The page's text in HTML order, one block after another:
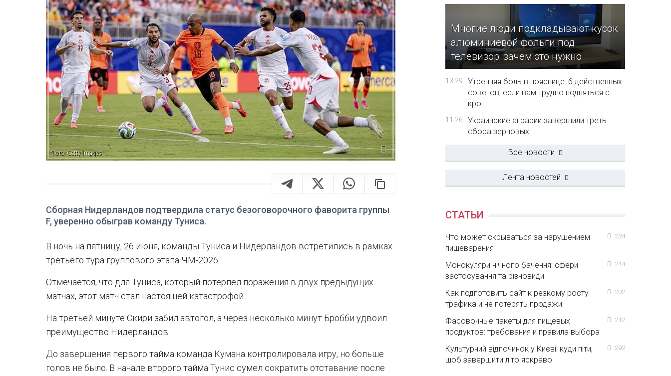
Фото: Getty Images
Сборная Нидерландов подтвердила статус безоговорочного фаворита группы
F, уверенно обыграв команду Туниса.
В ночь на пятницу, 26 июня, команды Туниса и Нидерландов встретились в рамках
третьего тура группового этапа ЧМ-2026.
Отмечается, что для Туниса, который потерпел поражения в двух предыдущих
матчах, этот матч стал настоящей катастрофой.
На третьей минуте Скири забил автогол, а через несколько минут Бробби удвоил
преимущество Нидерландов.
До завершения первого тайма команда Кумана контролировала игру, но больше
голов не было. В начале второго тайма Тунис сумел сократить отставание после
Многие люди подкладывают кусок
алюминиевой фольги под
телевизор: зачем это нужно
13:29
Утренняя боль в пояснице: 6 действенных
советов, если вам трудно подняться с
кро...
11:26
Украинские аграрии завершили треть
сбора зерновых
Все новости
Лента новостей
СТАТЬИ
Что может скрываться за нарушением
пищеварения
224
Монокуляри нічного бачення: сфери
застосування та різновиди
244
Как подготовить сайт к резкому росту
трафика и не потерять продажи
202
Фасовочные пакеты для пищевых
продуктов: требования и правила выбора
212
Культурний відпочинок у Києві: куди піти,
щоб завершити літо яскраво
292